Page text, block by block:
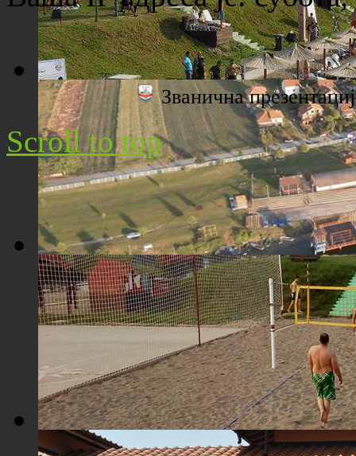
Плажа "Топољар" - Поглед са торња
Плажа "Топољар" - Поглед из ваздуха
Плажа "Топољар" - Терени на песку
Званична
Scroll to top